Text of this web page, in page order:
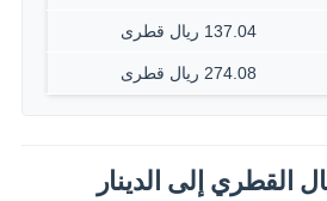
137.04 ريال قطرى
274.08 ريال قطرى
القطري إلى الدينار